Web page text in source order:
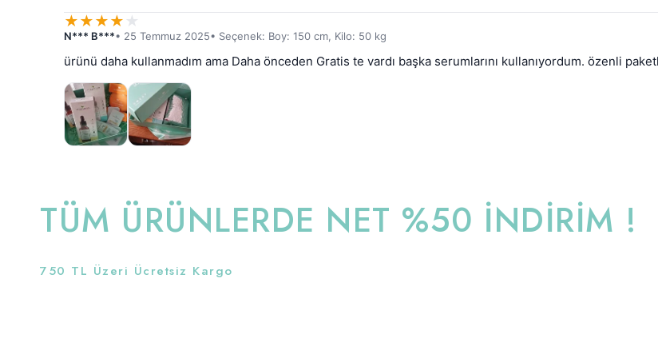
★★★★ ★
N*** B***• 25 Temmuz 2025• Seçenek: Boy: 150 cm, Kilo: 50 kg
ürünü daha kullanmadım ama Daha önceden Gratis te vardı başka serumlarını kullanıyordum. özenli
TÜM ÜRÜNLERDE NET %50 İNDİRİM !
750 TL Üzeri Ücretsiz Kargo